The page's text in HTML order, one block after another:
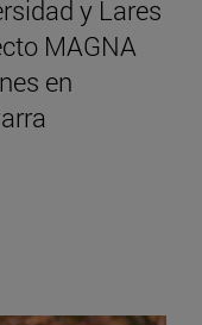
y Lares
MAGNA
en